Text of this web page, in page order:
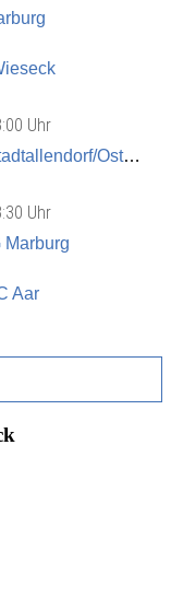
Uhr
Ostkreis
Uhr
Marburg
Aar